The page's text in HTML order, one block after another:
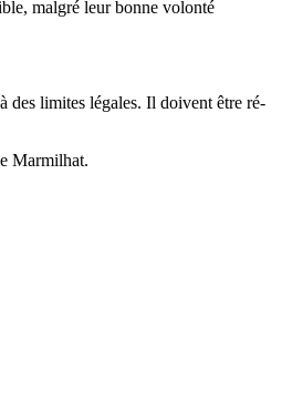
malgré leur bonne volonté
des limites légales. Il doivent être ré-
Marmilhat.